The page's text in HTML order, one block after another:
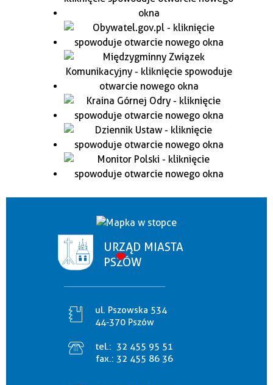
URZĄD MIASTA
PSZÓW
ul. Pszowska 534
44-370 Pszów
tel.: 32 455 95 51
fax.: 32 455 86 36